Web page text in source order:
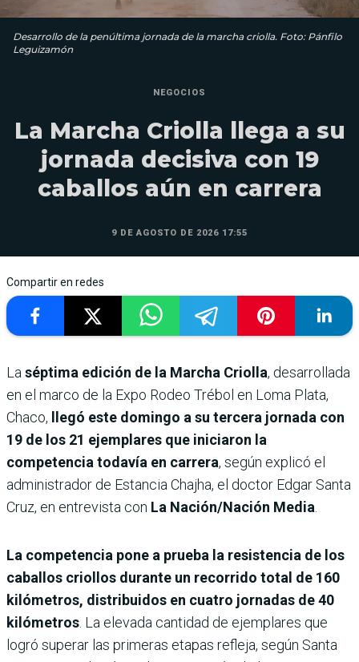
Desarrollo de la penúltima jornada de la marcha criolla. Foto: Pánfilo
Leguizamón
NEGOCIOS
La Marcha Criolla llega a su
jornada decisiva con 19
caballos aún en carrera
9 DE AGOSTO DE 2026 17:55
Compartir en redes
Laséptima edición de la Marcha Criolla, desarrollada
en el marco de la Expo Rodeo Trébol en Loma Plata,
Chaco,
llegó este domingo a su tercera jornada con
19 de los 21 ejemplares que iniciaron la
competencia todavía en carrera, según explicó el
administrador de Estancia Chajha, el doctor Edgar Santa
Cruz, en entrevista con La Nación/Nación Media.
La competencia pone a prueba la resistencia de los
caballos criollos durante un recorrido total de 160
kilómetros, distribuidos en cuatro jornadas de 40
kilómetros. La elevada cantidad de ejemplares que
logró superar las primeras etapas refleja, según Santa